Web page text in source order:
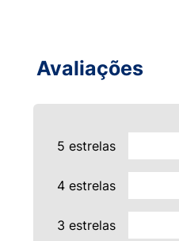
Avaliações
5 estrelas
4 estrelas
3 estrelas